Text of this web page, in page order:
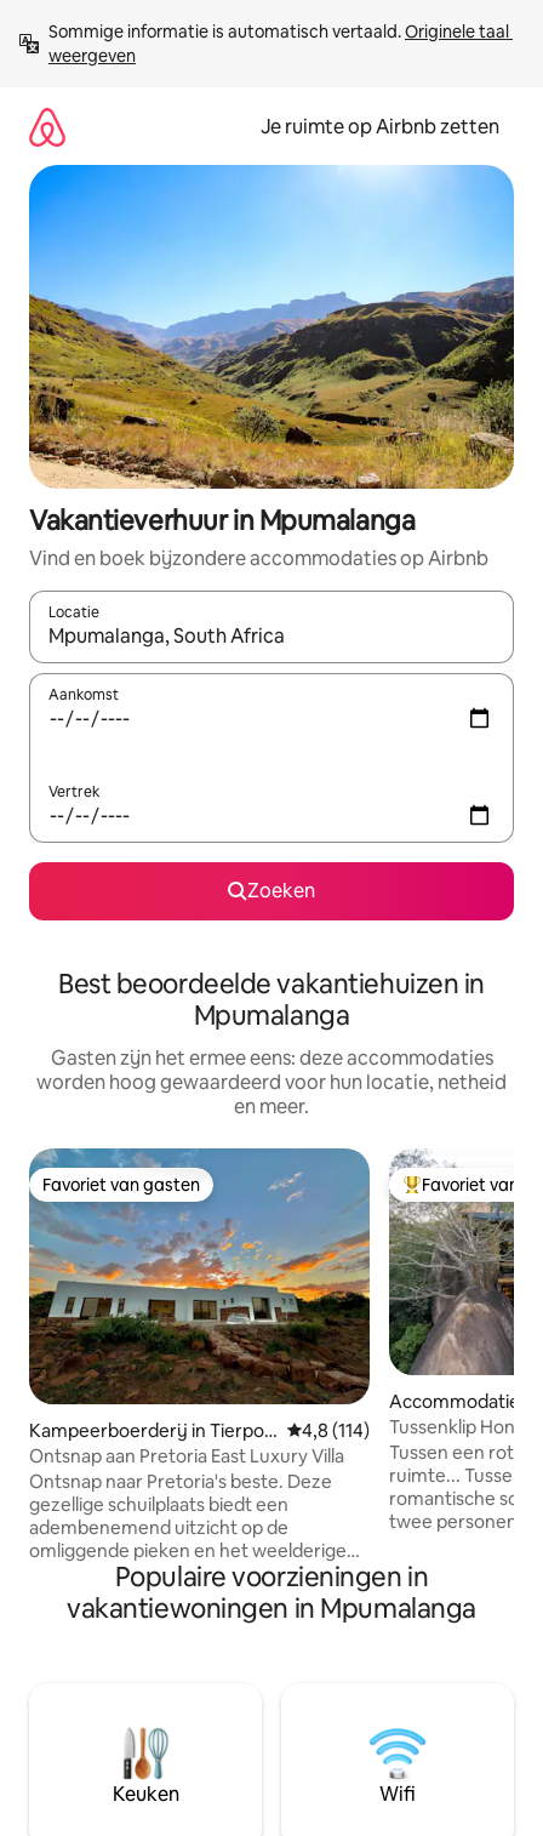
direct
naar
Sommige informatie is automatisch vertaald. Originele taal
weergeven
Je ruimte op Airbnb zetten
Vakantieverhuur in Mpumalanga
Vind en boek bijzondere accommodaties op Airbnb
Locatie
Wanneer er suggesties beschikbaar zijn, maak je een keuze
Aankomst
Vertrek
Zoeken
Best beoordeelde vakantiehuizen in
Mpumalanga
Gasten zijn het ermee eens: deze accommodaties
worden hoog gewaardeerd voor hun locatie, netheid
en meer.
Favoriet van gasten
Favoriet van gasten
Kampeerboerderij in Tierpoo
rt
Gemiddelde beoordeling van
4,8 (114)
Ontsnap aan Pretoria East Luxury Villa
Ontsnap naar Pretoria's beste. Deze
gezellige schuilplaats biedt een
adembenemend uitzicht op de
omliggende pieken en het weelderige
platteland, waardoor het het perfecte
toevluchtsoord is voor
natuurliefhebbers en mensen die op
geniet van cocktails in het
houtgestookte bubbelbad. Ontspan's
nachts onder een deken van sterren,
ver weg van stadslichten en lawaai
Topfavoriet van
Favoriet van
Accommodatie in
Tussenklip
Tree House
Tussen een rots
ruimte... Tussenklip biedt een unieke,
romantische
twee personen,
rotsblokken.
ongerepte
het Lowveld,
met een
slaapkamer en
een afgelegen
op lagere dekken.
Populaire voorzieningen in
vakantiewoningen in Mpumalanga
Keuken Wifi